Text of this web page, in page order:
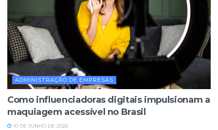
ADMINISTRAÇÃO DE EMPRESAS
Como influenciadoras digitais impulsionam a
maquiagem acessível no Brasil
10 DE JUNHO DE 2026